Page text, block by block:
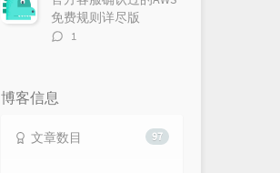
免费规则详尽版
评1
博客信息
97
文章数目